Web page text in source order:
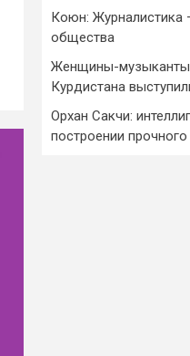
Коюн: Журналистика
общества
Женщины-музыканты
Курдистана
Орхан Сакчи:
построении